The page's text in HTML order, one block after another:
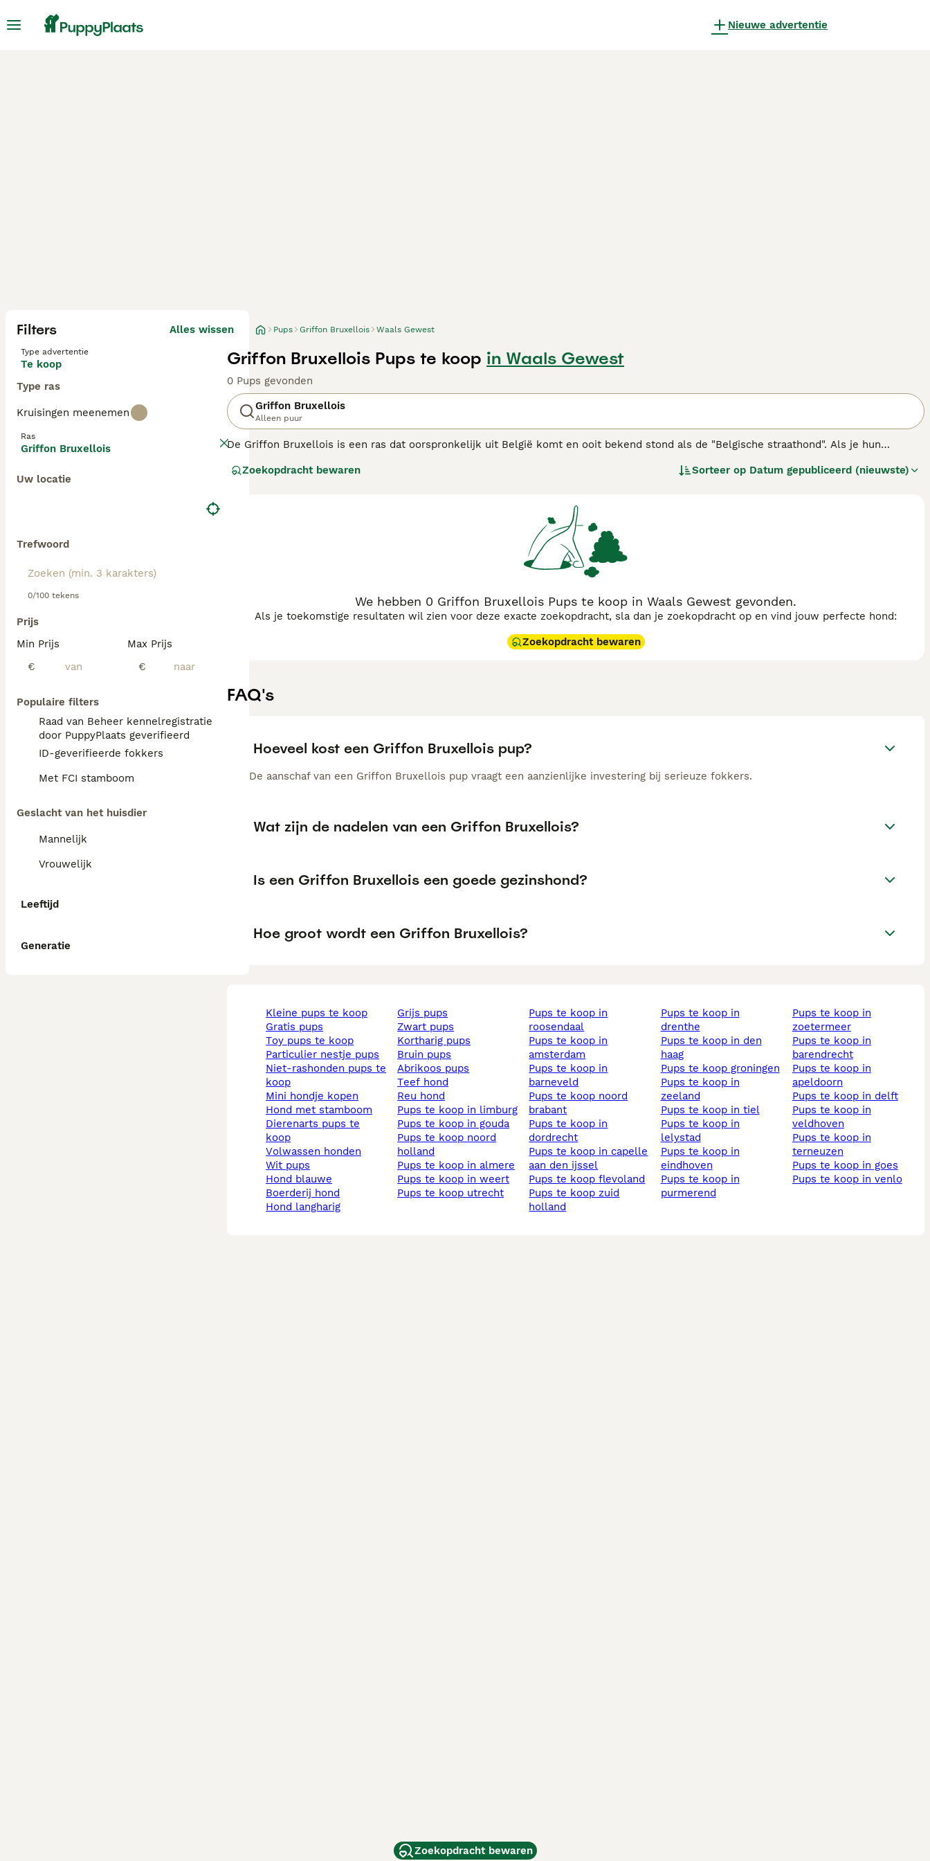
Nieuwe advertentie
Filters Alles wissen
Type advertentie
Te koop
Type ras
Kruisingen meenemen
Ras
Griffon Bruxellois
Uw locatie
Trefwoord
0/100 tekens
Prijs
Min Prijs
€
Max Prijs
€
Populaire filters
Raad van Beheer kennelregistratie
door PuppyPlaats geverifieerd
ID-geverifieerde fokkers
Met FCI stamboom
Geslacht van het huisdier
Mannelijk
Vrouwelijk
Leeftijd
Generatie
Pups Griffon Bruxellois Waals Gewest
Griffon Bruxellois Pups te koop in Waals Gewest
0 Pups gevonden
Griffon Bruxellois
Alleen puur
De Griffon Bruxellois is een ras dat oorspronkelijk uit België komt en ooit bekend stond als de "Belgische straathond". Als je hun
een plezierig karakter. Dit zijn slechts twee van de redenen waarom Griffons zo'n populaire keuze zijn geworden als huisdieren en
voor informatie over dit hondenras.
Zoekopdracht bewaren Sorteer op Datum gepubliceerd (nieuwste)
We hebben 0 Griffon Bruxellois Pups te koop in Waals Gewest gevonden.
Als je toekomstige resultaten wil zien voor deze exacte zoekopdracht, sla dan je zoekopdracht op en vind jouw perfecte hond:
Zoekopdracht bewaren
FAQ's
Hoeveel kost een Griffon Bruxellois pup?
De aanschaf van een Griffon Bruxellois pup vraagt een aanzienlijke investering bij serieuze fokkers.
Wat zijn de nadelen van een Griffon Bruxellois?
Is een Griffon Bruxellois een goede gezinshond?
Hoe groot wordt een Griffon Bruxellois?
kleine pups te koop
gratis pups
toy pups te koop
particulier nestje pups
niet-rashonden pups te
koop
mini hondje kopen
hond met stamboom
dierenarts pups te
koop
volwassen honden
wit pups
hond blauwe
boerderij hond
hond langharig
grijs pups
zwart pups
kortharig pups
bruin pups
abrikoos pups
teef hond
reu hond
pups te koop in limburg
pups te koop in gouda
pups te koop noord
holland
pups te koop in almere
pups te koop in weert
pups te koop utrecht
pups te koop in
roosendaal
pups te koop in
amsterdam
pups te koop in
barneveld
pups te koop noord
brabant
pups te koop in
dordrecht
pups te koop in capelle
aan den ijssel
pups te koop flevoland
pups te koop zuid
holland
pups te koop in
drenthe
pups te koop in den
haag
pups te koop groningen
pups te koop in
zeeland
pups te koop in tiel
pups te koop in
lelystad
pups te koop in
eindhoven
pups te koop in
purmerend
pups te koop in
zoetermeer
pups te koop in
barendrecht
pups te koop in
apeldoorn
pups te koop in delft
pups te koop in
veldhoven
pups te koop in
terneuzen
pups te koop in goes
pups te koop in venlo
Zoekopdracht bewaren